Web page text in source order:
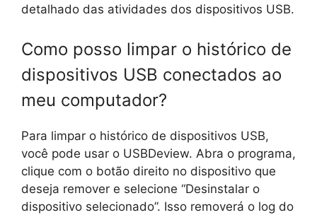
detalhado das atividades dos dispositivos USB.
Como posso limpar o histórico de
dispositivos USB conectados ao
meu computador?
Para limpar o histórico de dispositivos USB,
você pode usar o USBDeview. Abra o programa,
clique com o botão direito no dispositivo que
deseja remover e selecione “Desinstalar o
dispositivo selecionado”. Isso removerá o log do